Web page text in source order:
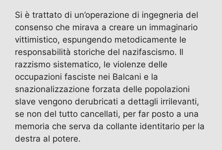
Si è trattato di un’operazione di ingegneria del
consenso che mirava a creare un immaginario
vittimistico, espungendo metodicamente le
responsabilità storiche del nazifascismo. Il
razzismo sistematico, le violenze delle
occupazioni fasciste nei Balcani e la
snazionalizzazione forzata delle popolazioni
slave vengono derubricati a dettagli irrilevanti,
se non del tutto cancellati, per far posto a una
memoria che serva da collante identitario per la
destra al potere.